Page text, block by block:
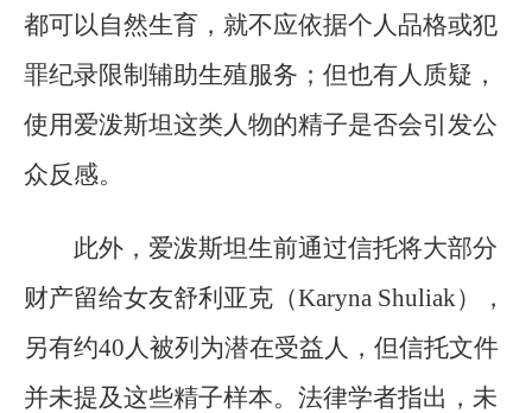
都可以自然生育，就不应依据个人品格或犯
罪纪录限制辅助生殖服务；但也有人质疑，
使用爱泼斯坦这类人物的精子是否会引发公
众反感。
此外，爱泼斯坦生前通过信托将大部分
财产留给女友舒利亚克（Karyna Shuliak），
另有约40人被列为潜在受益人，但信托文件
并未提及这些精子样本。法律学者指出，未